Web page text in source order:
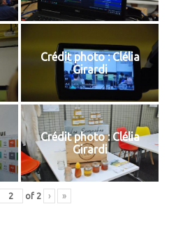
Crédit photo : Clélia
Girardi
Crédit photo : Clélia
Girardi
of 2 › »